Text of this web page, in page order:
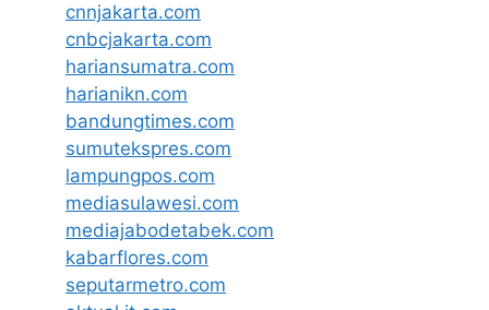
cnnjakarta.com
cnbcjakarta.com
hariansumatra.com
harianikn.com
bandungtimes.com
sumutekspres.com
lampungpos.com
mediasulawesi.com
mediajabodetabek.com
kabarflores.com
seputarmetro.com